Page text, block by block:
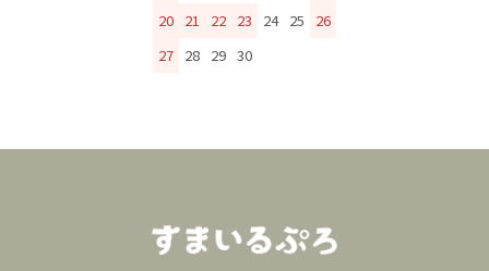
20 21 22 23 24 25
26
27 28 29 30